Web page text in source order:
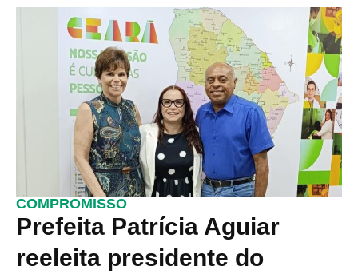
COMPROMISSO
Prefeita Patrícia Aguiar
reeleita presidente do